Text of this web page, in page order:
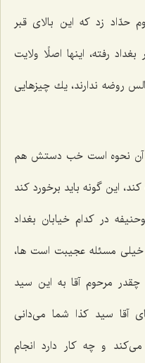
حدّاد زد كه این بالای قبر
رفته، اینها اصلًا ولایت
روضه ندارند، یك چیزهایی
نحوه است خب دستش هم
این گونه باید برخورد كند
در كدام خیابان بغداد
مسئله عجیبت است ها،
مرحوم آقا به این سید
آقا سید كذا شما می‌دانی
و چه كار دارد انجام